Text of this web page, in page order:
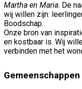
Martha en Maria. De
wij willen zijn:
Boodschap.
Onze bron van
en kostbaar is. Wij
verbinden met het
Gemeenschappen